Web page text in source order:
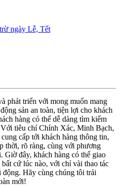
ngày Lễ, Tết
phát triển với mong muốn mang
sản an toàn, tiện lợi cho khách
hàng có thể dễ dàng tìm kiếm
tiêu chí Chính Xác, Minh Bạch,
cấp tới khách hàng thông tin,
thời, rõ ràng, cùng với phương
Giờ đây, khách hàng có thể giao
cứ lúc nào, với chỉ vài thao tác
Hãy cùng chúng tôi trải
mới!